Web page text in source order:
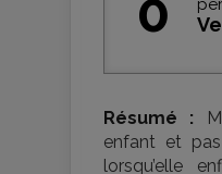
0
Résumé :
enfant et
lorsqu’elle